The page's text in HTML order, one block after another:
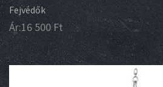
Fejvédők
Ár:16 500Ft